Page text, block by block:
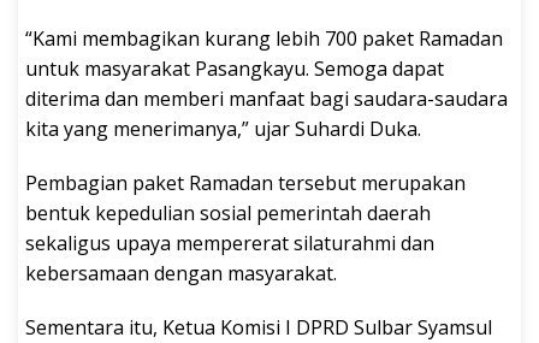
“Kami membagikan kurang lebih 700 paket Ramadan
untuk masyarakat Pasangkayu. Semoga dapat
diterima dan memberi manfaat bagi saudara-saudara
kita yang menerimanya,” ujar Suhardi Duka.
Pembagian paket Ramadan tersebut merupakan
bentuk kepedulian sosial pemerintah daerah
sekaligus upaya mempererat silaturahmi dan
kebersamaan dengan masyarakat.
Sementara itu, Ketua Komisi I DPRD Sulbar Syamsul